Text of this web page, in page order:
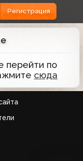
Регистрация
перейти по
сюда